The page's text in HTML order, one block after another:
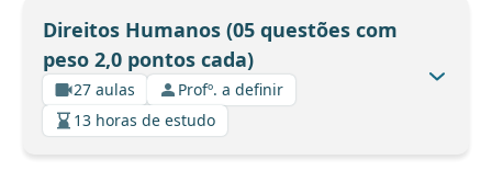
Direitos Humanos (05 questões com
peso 2,0 pontos cada)
27 aulas
Profº. a definir
13 horas de estudo